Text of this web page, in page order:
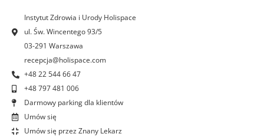
k
-
f
a
Instytut Zdrowia i Urody Holispace
ul. Św. Wincentego 93/5
03-291 Warszawa
recepcja@holispace.com
+48 22 544 66 47
+48 797 481 006
Darmowy parking dla klientów
Umów się
Umów się przez Znany Lekarz